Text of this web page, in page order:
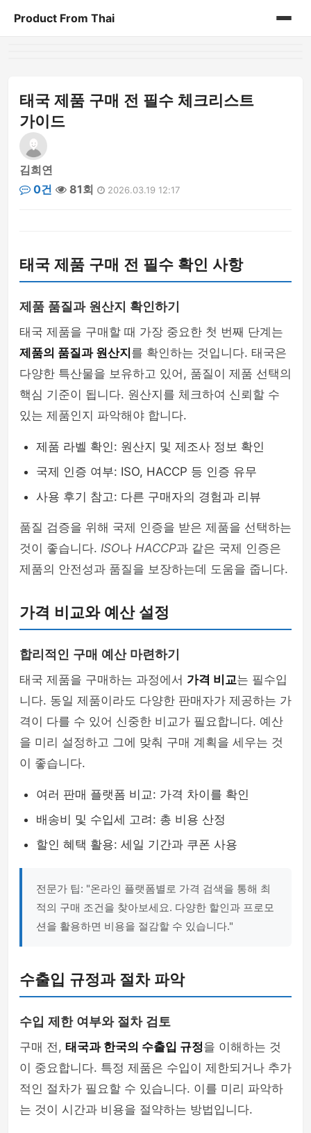
Product From Thai
태국 제품 구매 전 필수 체크리스트
가이드
김희연
0건
81회 2026.03.19 12:17
태국 제품 구매 전 필수 확인 사항
제품 품질과 원산지 확인하기
태국 제품을 구매할 때 가장 중요한 첫 번째 단계는
제품의 품질과 원산지 를 확인하는 것입니다. 태국은
다양한 특산물을 보유하고 있어, 품질이 제품 선택의
핵심 기준이 됩니다. 원산지를 체크하여 신뢰할 수
있는 제품인지 파악해야 합니다.
제품 라벨 확인: 원산지 및 제조사 정보 확인
국제 인증 여부: ISO, HACCP 등 인증 유무
사용 후기 참고: 다른 구매자의 경험과 리뷰
품질 검증을 위해 국제 인증을 받은 제품을 선택하는
것이 좋습니다. ISO나 HACCP과 같은 국제 인증은
제품의 안전성과 품질을 보장하는데 도움을 줍니다.
가격 비교와 예산 설정
합리적인 구매 예산 마련하기
태국 제품을 구매하는 과정에서 가격 비교는 필수입
니다. 동일 제품이라도 다양한 판매자가 제공하는 가
격이 다를 수 있어 신중한 비교가 필요합니다. 예산
을 미리 설정하고 그에 맞춰 구매 계획을 세우는 것
이 좋습니다.
여러 판매 플랫폼 비교: 가격 차이를 확인
배송비 및 수입세 고려: 총 비용 산정
할인 혜택 활용: 세일 기간과 쿠폰 사용
전문가 팁: "온라인 플랫폼별로 가격 검색을 통해 최
적의 구매 조건을 찾아보세요. 다양한 할인과 프로모
션을 활용하면 비용을 절감할 수 있습니다."
수출입 규정과 절차 파악
수입 제한 여부와 절차 검토
구매 전, 태국과 한국의 수출입 규정을 이해하는 것
이 중요합니다. 특정 제품은 수입이 제한되거나 추가
적인 절차가 필요할 수 있습니다. 이를 미리 파악하
는 것이 시간과 비용을 절약하는 방법입니다.